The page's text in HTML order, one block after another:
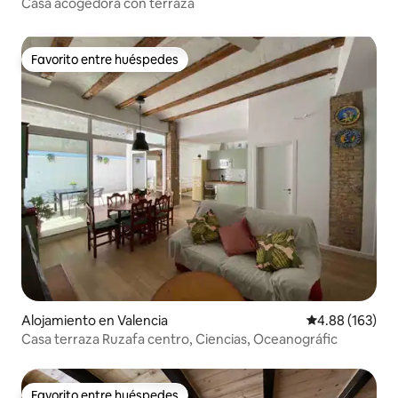
Favorito entre huéspedes
Favorito entre huéspedes
Alojamiento en Valencia Calificación
4.88 (163)
Casa terraza Ruzafa centro, Ciencias, Oceanográfic